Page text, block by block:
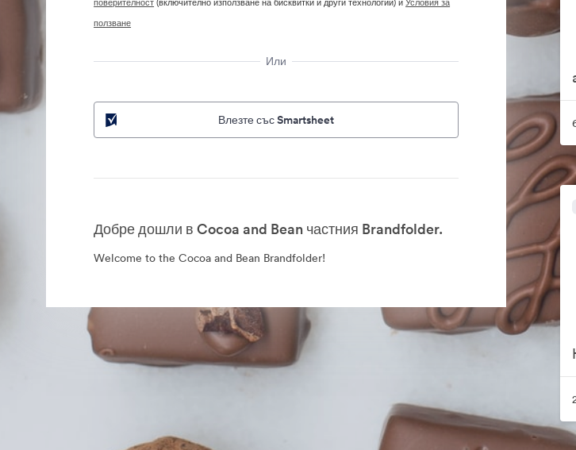
ползване
Или
Влезте със Smartsheet
Добре дошли в Cocoa and Bean частния Brandfolder.
Welcome to the Cocoa and Bean Brandfolder!